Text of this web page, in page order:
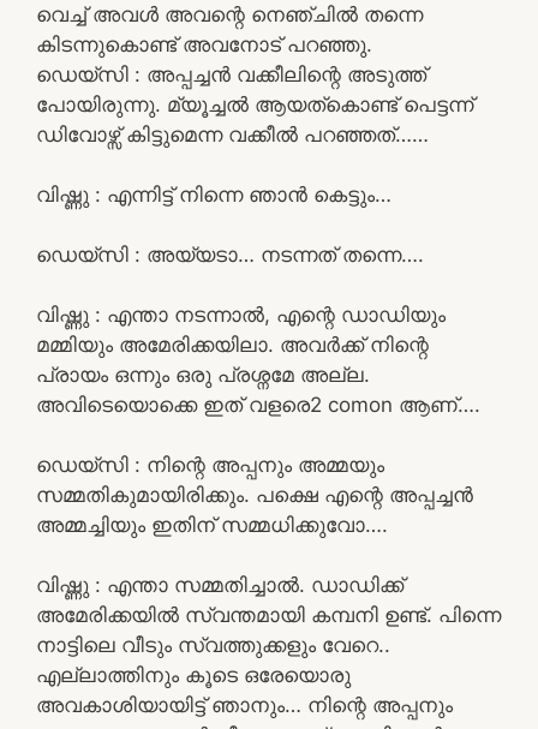
വെച്ച് അവൾ അവന്റെ നെഞ്ചിൽ തന്നെ
കിടന്നുകൊണ്ട് അവനോട് പറഞ്ഞു.
ഡെയ്‌സി : അപ്പച്ചൻ വക്കീലിന്റെ അടുത്ത്
പോയിരുന്നു. മ്യൂച്ചൽ ആയത്കൊണ്ട് പെട്ടന്ന്
ഡിവോഴ്സ് കിട്ടുമെന്ന വക്കീൽ പറഞ്ഞത്……
വിഷ്ണു : എന്നിട്ട് നിന്നെ ഞാൻ കെട്ടും…
ഡെയ്‌സി : അയ്യടാ… നടന്നത് തന്നെ….
വിഷ്ണു : എന്താ നടന്നാൽ, എന്റെ ഡാഡിയും
മമ്മിയും അമേരിക്കയിലാ. അവർക്ക് നിന്റെ
പ്രായം ഒന്നും ഒരു പ്രശ്നമേ അല്ല.
അവിടെയൊക്കെ ഇത് വളരെ2 comon ആണ്….
ഡെയ്‌സി : നിന്റെ അപ്പനും അമ്മയും
സമ്മതികുമായിരിക്കും. പക്ഷെ എന്റെ അപ്പച്ചൻ
അമ്മച്ചിയും ഇതിന് സമ്മധിക്കുവോ….
വിഷ്ണു : എന്താ സമ്മതിച്ചാൽ. ഡാഡിക്ക്
അമേരിക്കയിൽ സ്വന്തമായി കമ്പനി ഉണ്ട്. പിന്നെ
നാട്ടിലെ വീടും സ്വത്തുക്കളും വേറെ..
എല്ലാത്തിനും കൂടെ ഒരേയൊരു
അവകാശിയായിട്ട് ഞാനും… നിന്റെ അപ്പനും